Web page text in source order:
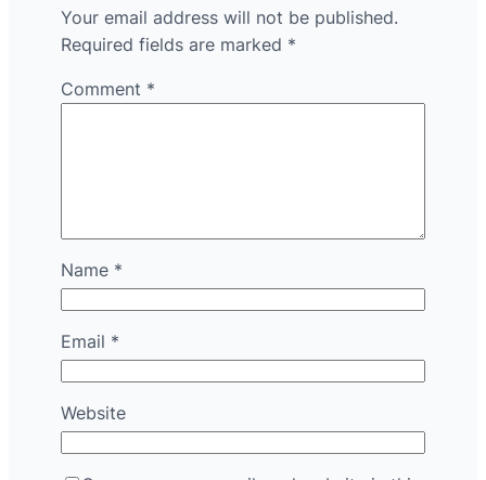
Your email address will not be published.
Required fields are marked *
Comment *
Name *
Email *
Website